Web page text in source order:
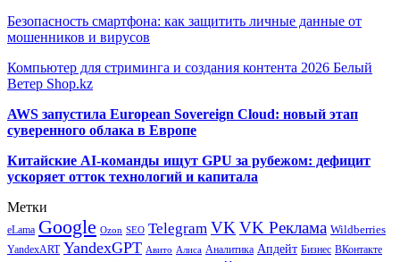
Безопасность смартфона: как защитить личные данные от
мошенников и вирусов
Компьютер для стриминга и создания контента 2026 Белый
Ветер Shop.kz
AWS запустила European Sovereign Cloud: новый этап
суверенного облака в Европе
Китайские AI-команды ищут GPU за рубежом: дефицит
ускоряет отток технологий и капитала
Метки
eLama Google Ozon SEO Telegram VKVK Реклама Wildberries
YandexART YandexGPT Авито Алиса Аналитика Апдейт Бизнес ВКонтакте